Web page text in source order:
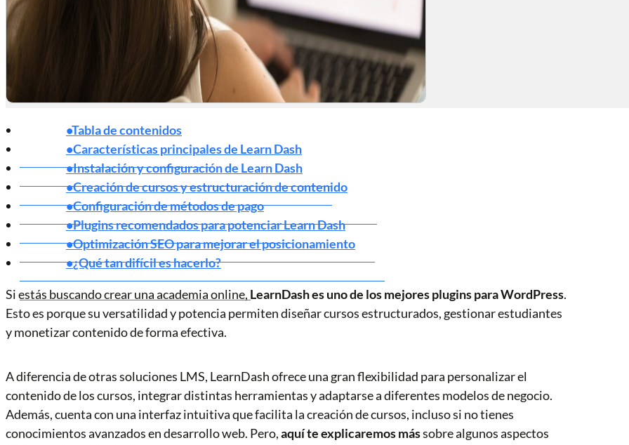
Tabla de contenidos
Características principales de Learn Dash
Instalación y configuración de Learn Dash
Creación de cursos y estructuración de contenido
Configuración de métodos de pago
Plugins recomendados para potenciar Learn Dash
Optimización SEO para mejorar el posicionamiento
¿Qué tan difícil es hacerlo?
Si estás buscando crear una academia online, LearnDash es uno de los mejores plugins para WordPress.
Esto es porque su versatilidad y potencia permiten diseñar cursos estructurados, gestionar estudiantes
y monetizar contenido de forma efectiva.
A diferencia de otras soluciones LMS, LearnDash ofrece una gran flexibilidad para personalizar el
contenido de los cursos, integrar distintas herramientas y adaptarse a diferentes modelos de negocio.
Además, cuenta con una interfaz intuitiva que facilita la creación de cursos, incluso si no tienes
conocimientos avanzados en desarrollo web. Pero,aquí te explicaremos mássobre algunos aspectos